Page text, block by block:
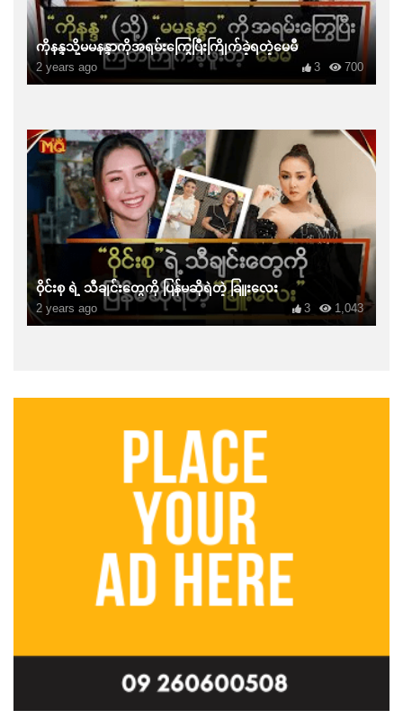
ကိုနန္ဒသို့မမနန္ဒာကိုအရမ်းကြွေပြီးကြိုက်ခဲ့ရတဲ့မေမီ
2 years ago 700
3
ဝိုင်းစု ရဲ့ သီချင်းတွေကို ပြန်မဆိုရဲတဲ့ ခြူးလေး
2 years ago 1,043
3